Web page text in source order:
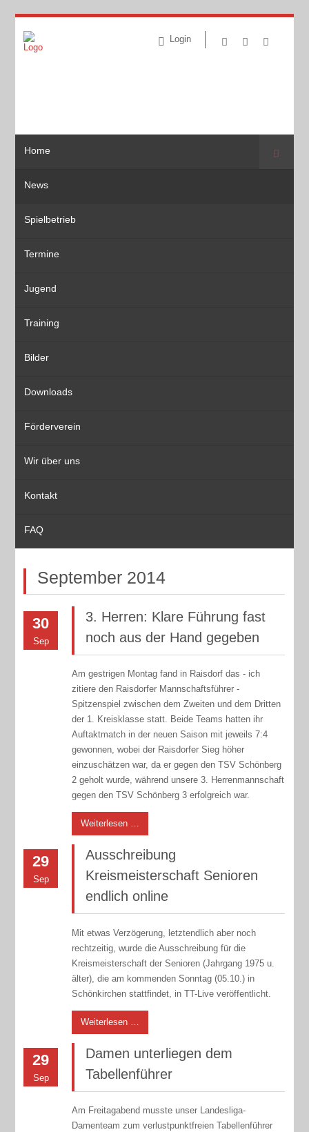
Login
Home
News
Spielbetrieb
Termine
Jugend
Training
Bilder
Downloads
Förderverein
Wir über uns
Kontakt
FAQ
Suche
September 2014
30
Sep
3. Herren: Klare Führung fast
noch aus der Hand gegeben
Am gestrigen Montag fand in Raisdorf das - ich
zitiere den Raisdorfer Mannschaftsführer -
Spitzenspiel zwischen dem Zweiten und dem Dritten
der 1. Kreisklasse statt. Beide Teams hatten ihr
Auftaktmatch in der neuen Saison mit jeweils 7:4
gewonnen, wobei der Raisdorfer Sieg höher
einzuschätzen war, da er gegen den TSV Schönberg
2 geholt wurde, während unsere 3. Herrenmannschaft
gegen den TSV Schönberg 3 erfolgreich war.
Weiterlesen …
29
Sep
Ausschreibung
Kreismeisterschaft Senioren
endlich online
Mit etwas Verzögerung, letztendlich aber noch
rechtzeitig, wurde die Ausschreibung für die
Kreismeisterschaft der Senioren (Jahrgang 1975 u.
älter), die am kommenden Sonntag (05.10.) in
Schönkirchen stattfindet, in TT-Live veröffentlicht.
Weiterlesen …
29
Sep
Damen unterliegen dem
Tabellenführer
Am Freitagabend musste unser Landesliga-
Damenteam zum verlustpunktfreien Tabellenführer